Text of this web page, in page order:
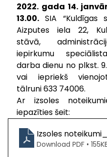
2022. gada 14.
13.00. SIA “Kuldīgas
Aizputes iela 22,
stāvā,
iepirkumu
darba dienu no plkst.
vai iepriekš
tālruni 633 74006.
Ar izsoles
iepazīties šeit:
Izsoles
Download PDF •